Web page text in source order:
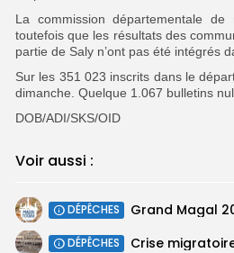
La commission départementale
toutefois que les résultats des
partie de Saly n’ont pas été intégrés
Sur les 351 023 inscrits dans le
dimanche. Quelque 1.067 bulletins
DOB/ADI/SKS/OID
Voir aussi :
DÉPÊCHES
DÉPÊCHES